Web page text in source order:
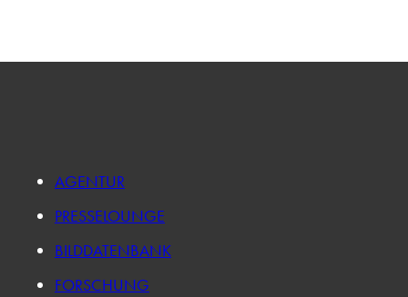
AGENTUR
PRESSELOUNGE
BILDDATENBANK
FORSCHUNG